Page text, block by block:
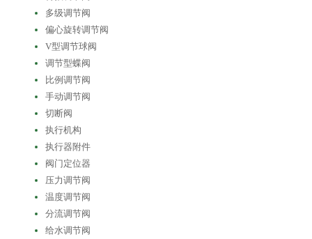
多级调节阀
偏心旋转调节阀
V型调节球阀
调节型蝶阀
比例调节阀
手动调节阀
切断阀
执行机构
执行器附件
阀门定位器
压力调节阀
温度调节阀
分流调节阀
给水调节阀